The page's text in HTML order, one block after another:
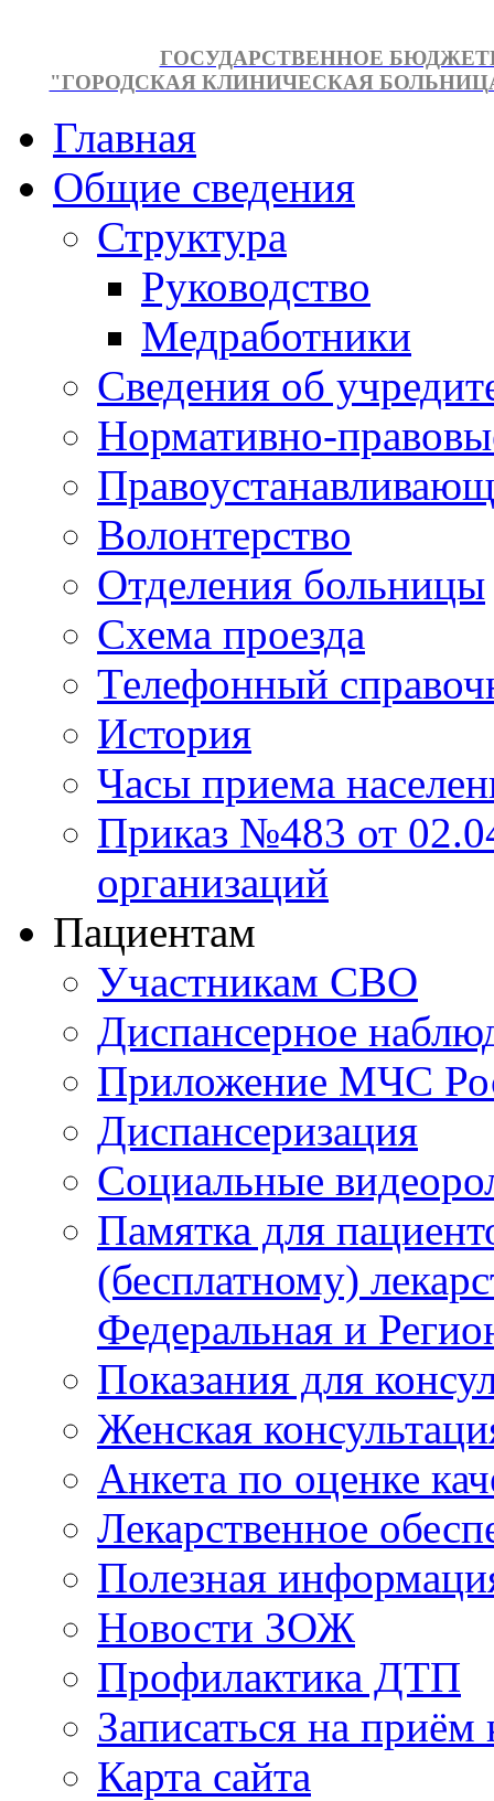
ГОСУДАРСТВЕННОЕ
"ГОРОДСКАЯ КЛИНИЧЕСКАЯ
Главная
Общие сведения
Структура
Руководство
Медработники
Сведения об
Нормативно-
Волонтерство
Отделения больницы
Схема проезда
Телефонный
История
Часы приема
Приказ №483 от
организаций
Пациентам
Участникам СВО
Диспансерное
Приложение МЧС
Диспансеризация
Социальные
Памятка для
(бесплатному)
Федеральная и
Показания для
Женская
Анкета по оценке
Лекарственное
Полезная
Новости ЗОЖ
Профилактика ДТП
Записаться на приём
Карта сайта